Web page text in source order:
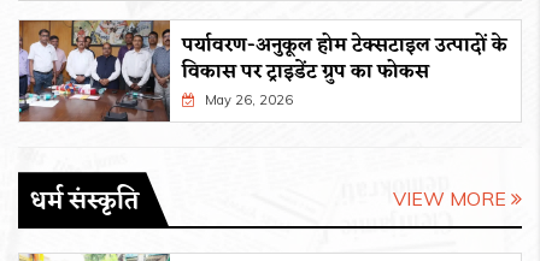
पर्यावरण-अनुकूल होम टेक्सटाइल उत्पादों के
विकास पर ट्राइडेंट ग्रुप का फोकस
May 26, 2026
धर्म संस्कृति VIEW MORE